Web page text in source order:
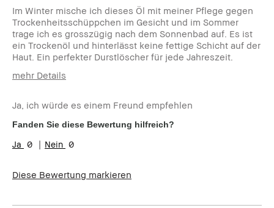
Im Winter mische ich dieses Öl mit meiner Pflege gegen
Trockenheitsschüppchen im Gesicht und im Sommer
trage ich es grosszügig nach dem Sonnenbad auf. Es ist
ein Trockenöl und hinterlässt keine fettige Schicht auf der
Haut. Ein perfekter Durstlöscher für jede Jahreszeit.
mehr Details
Hauttyp
Normal
Hautton
Hell - Mittel
Hautbedürfnis(se)
Ja, ich würde es einem Freund empfehlen
Fanden Sie diese Bewertung hilfreich?
0 0
Diese Bewertung markieren